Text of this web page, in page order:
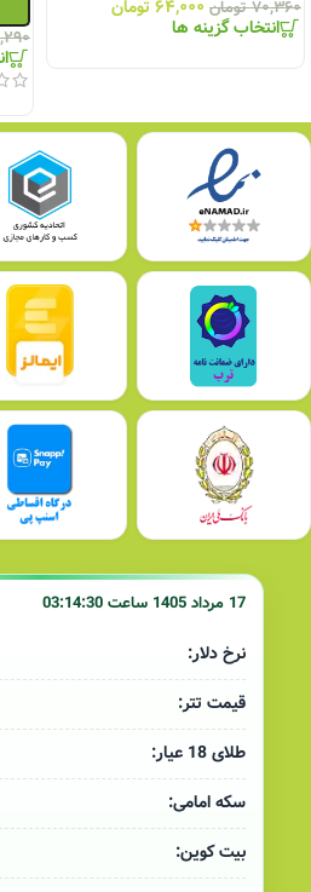
۷۰,۳۶۰ تومان ۶۴,۰۰۰تومان
انتخاب گزینه ها
17 مرداد 1405 ساعت 03:14:30
نرخ دلار:
قیمت تتر:
طلای 18 عیار:
سکه امامی:
بیت کوین: